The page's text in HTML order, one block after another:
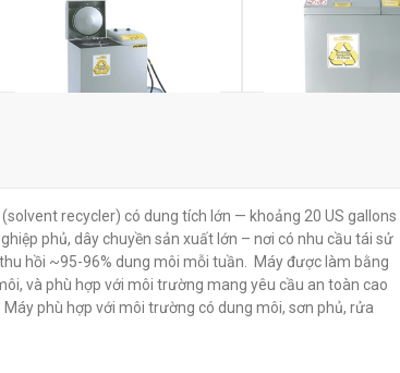
ram URS900EP
0đ
ram URS900SS
0
recycler) có dung tích lớn — khoảng 20 US gallons
phủ, dây chuyền sản xuất lớn – nơi có nhu cầu tái sử
hồi ~95-96% dung môi mỗi tuần. Máy được làm bằng
và phù hợp với môi trường mang yêu cầu an toàn cao
phù hợp với môi trường có dung môi, sơn phủ, rửa